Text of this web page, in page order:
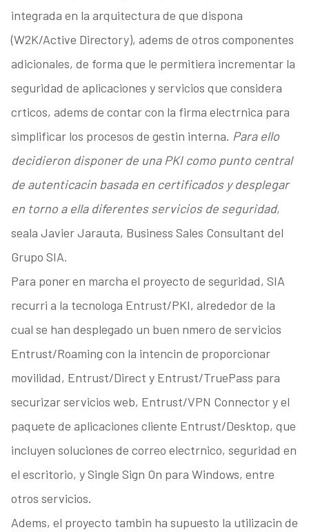
integrada en la arquitectura de que dispona
(W2K/Active Directory), adems de otros componentes
adicionales, de forma que le permitiera incrementar la
seguridad de aplicaciones y servicios que considera
crticos, adems de contar con la firma electrnica para
simplificar los procesos de gestin interna. Para ello
decidieron disponer de una PKI como punto central
de autenticacin basada en certificados y desplegar
en torno a ella diferentes servicios de seguridad,
seala Javier Jarauta, Business Sales Consultant del
Grupo SIA.
Para poner en marcha el proyecto de seguridad, SIA
recurri a la tecnologa Entrust/PKI, alrededor de la
cual se han desplegado un buen nmero de servicios
Entrust/Roaming con la intencin de proporcionar
movilidad, Entrust/Direct y Entrust/TruePass para
securizar servicios web, Entrust/VPN Connector y el
paquete de aplicaciones cliente Entrust/Desktop, que
incluyen soluciones de correo electrnico, seguridad en
el escritorio, y Single Sign On para Windows, entre
otros servicios.
Adems, el proyecto tambin ha supuesto la utilizacin de